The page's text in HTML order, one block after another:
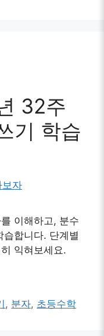
32주
기 학습
보자
이해하고, 분수
합니다. 단계별
익혀보세요.
, 분자, 초등수학